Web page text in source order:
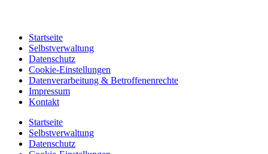
Startseite
Selbstverwaltung
Datenschutz
Cookie-Einstellungen
Datenverarbeitung & Betroffenenrechte
Impressum
Kontakt
Startseite
Selbstverwaltung
Datenschutz